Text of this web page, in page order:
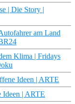
| Die Story |
am Land
Klima | Fridays
Ideen | ARTE
Ideen | ARTE